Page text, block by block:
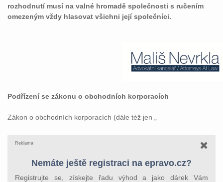
rozhodnutí musí na valné hromadě společnosti s ručením
omezeným vždy hlasovat všichni její společníci.
Podřízení se zákonu o obchodních korporacích
Zákon o obchodních korporacích (dále též jen „
Reklama
Nemáte ještě registraci na epravo.cz?
Registrujte se, získejte řadu výhod a jako dárek Vám